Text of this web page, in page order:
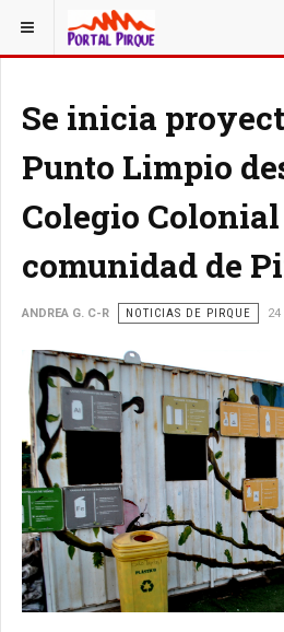
ESTÁ AQUÍ: NOTICIAS
Se inicia
Punto Limpio
Colegio
comunidad de
ANDREA G. C-R NOTICIAS DE PIRQUE 24